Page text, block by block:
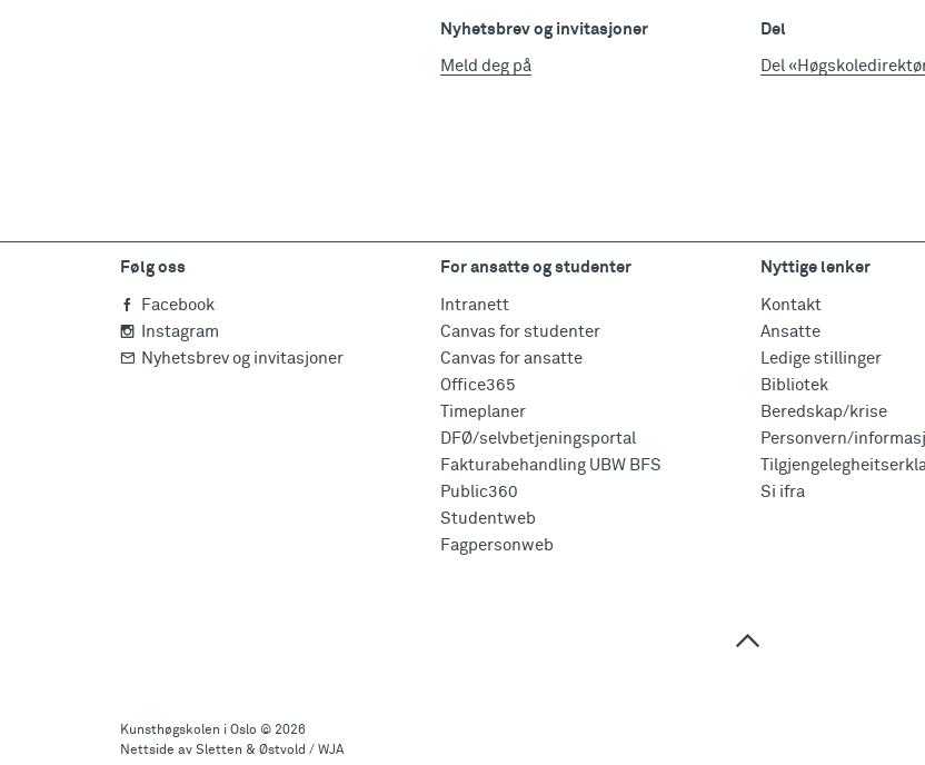
Nyhetsbrev og invitasjoner
Meld deg på
Del
Del
Følg oss
Facebook
Instagram
Nyhetsbrev og invitasjoner
For ansatte og studenter
Intranett
Canvas for studenter
Canvas for ansatte
Office365
Timeplaner
DFØ/selvbetjeningsportal
Fakturabehandling UBW BFS
Public360
Studentweb
Fagpersonweb
Nyttige lenker
Kontakt
Ansatte
Ledige stillinger
Bibliotek
Beredskap/krise
Personvern/
Si ifra
Kunsthøgskolen i Oslo © 2026
Nettside av Sletten & Østvold / WJA